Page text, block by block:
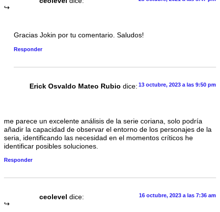
Gracias Jokin por tu comentario. Saludos!
Responder
Erick Osvaldo Mateo Rubio dice: 13 octubre, 2023 a las 9:50 pm
me parece un excelente análisis de la serie coriana, solo podría
añadir la capacidad de observar el entorno de los personajes de la
seria, identificando las necesidad en el momentos críticos he
identificar posibles soluciones.
Responder
ceolevel dice: 16 octubre, 2023 a las 7:36 am